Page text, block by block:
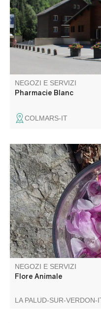
NEGOZI E SERVIZI
Pharmacie Blanc
COLMARS-IT
Cueilleuse en plantes
préparations à base de
nature pour les animaux
préparations sont faites
pour chaque animal et
NEGOZI E SERVIZI
Flore Animale
LA PALUD-SUR-VERDON-